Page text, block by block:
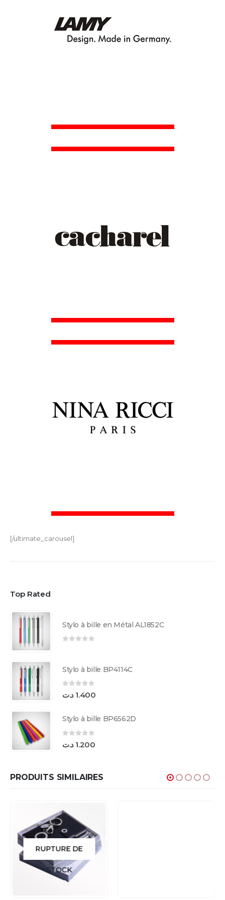
[/ultimate_carousel]
Top Rated
Stylo à bille en Métal AL1852C
Stylo à bille BP4114C
sur 51.400 د.ت
Stylo à bille BP6562D
sur 51.200 د.ت
PRODUITS SIMILAIRES
RUPTURE DE
STOCK